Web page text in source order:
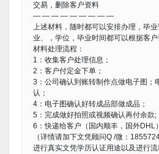
交易，删除客户资料
— — — — — — — — —
上述材料，随时都可以安排办理，毕
业、，学位，毕业时间都可以根据客户
材料处理流程：
1：收集客户处理信息；
2：客户付定金下单；
3：公司确认到账转制作点做电子图；
认；
4：电子图确认好转成品部做成品；
5：完成做好拍照或视频确认再付余款;
6：快递给客户（国内顺丰，国外DHL
（详情请加下文凭顾问Q /微：
进行真实文凭学历认证用途以及进行流